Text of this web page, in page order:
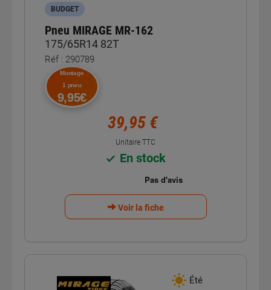
BUDGET
Pneu MIRAGE MR-162
175/65R14 82T
Réf : 290789
Montage
1 pneu
9,95€
39,95 €
Unitaire TTC
En stock
Voir la fiche
Été